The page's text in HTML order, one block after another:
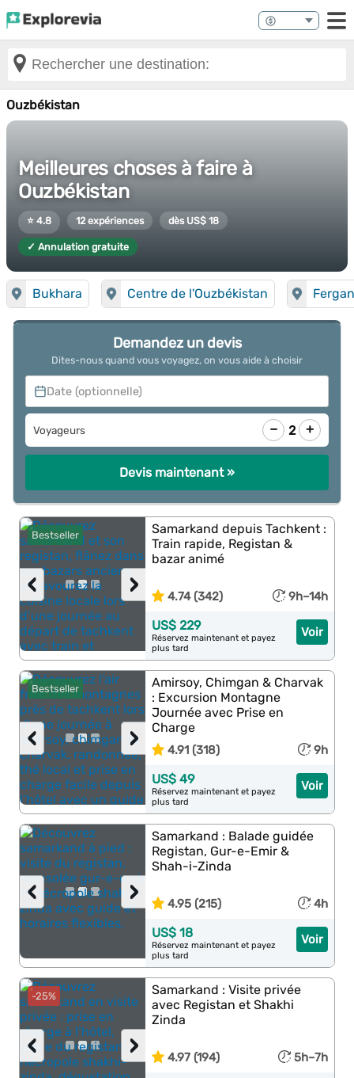
Ouzbékistan
Meilleures choses à faire à
Ouzbékistan
⭐ 4.8 12 expériences dès US$ 18
✓ Annulation gratuite
Bukhara Centre de l'Ouzbékistan
Demandez un devis
Dites-nous quand vous voyagez, on vous aide à choisir
Date (optionnelle)
Voyageurs − 2 +
Devis maintenant »
Bestseller
›
‹
Samarkand depuis Tachkent :
Train rapide, Registan &
bazar animé
4.74 (342) 9h–14h
Voir
US$ 229
Réservez maintenant et payez
plus tard
Bestseller
›
‹
Amirsoy, Chimgan & Charvak
: Excursion Montagne
Journée avec Prise en
Charge
4.91 (318) 9h
Voir
US$ 49
Réservez maintenant et payez
plus tard
›
‹
Samarkand : Balade guidée
Registan, Gur-e-Emir &
Shah-i-Zinda
4.95 (215) 4h
Voir
US$ 18
Réservez maintenant et payez
plus tard
-25%
›
‹
Samarkand : Visite privée
avec Registan et Shakhi
Zinda
4.97 (194) 5h–7h